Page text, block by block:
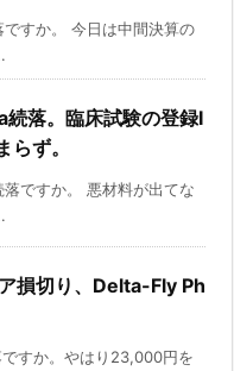
すか。 今日は中間決算の
落。臨床試験の登録I
ず。
ですか。 悪材料が出てな
損切り、Delta-Fly Ph
すか。やはり23,000円を